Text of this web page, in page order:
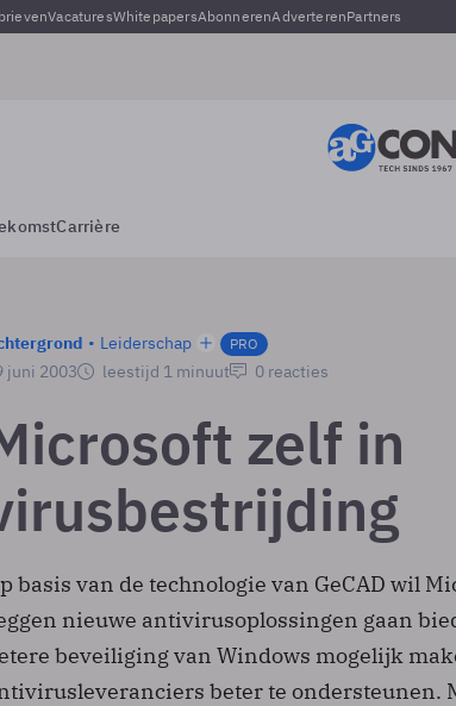
VacaturesWhitepapersAbonnerenAdverterenPartners
Carrière
Leiderschap PRO
juni 2003 leestijd 1 minuut 0 reacties
zelf in
basis van de technologie van GeCAD wil
nieuwe antivirusoplossingen gaan
beveiliging van Windows mogelijk
beter te ondersteunen.